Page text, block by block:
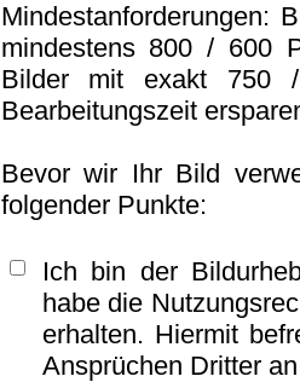
Mindestanforderungen:
mindestens 800 / 600
Bilder mit exakt 750
Bearbeitungszeit
Bevor wir Ihr Bild
folgender Punkte:
Ich bin der
habe die
erhalten. Hiermit
Ansprüchen Dritter